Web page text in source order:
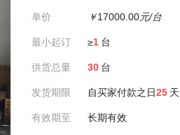
单价 ￥17000.00元/台
最小起订 ≥1 台
供货总量 30 台
发货期限 自买家付款之日25
有效期至 长期有效